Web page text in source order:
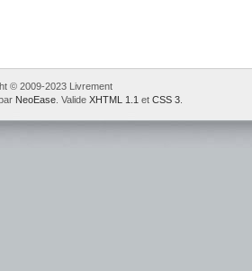
© 2009-2023 Livrement
NeoEase . Valide XHTML 1.1 et CSS 3